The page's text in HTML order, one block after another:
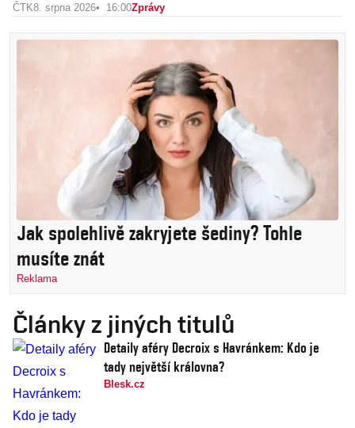
ČTK8. srpna 2026 16:00Zprávy
Jak spolehlivě zakryjete šediny? Tohle
musíte znát
Reklama
Články z jiných titulů
Detaily aféry Decroix s Havránkem: Kdo je
tady největší královna?
Blesk.cz